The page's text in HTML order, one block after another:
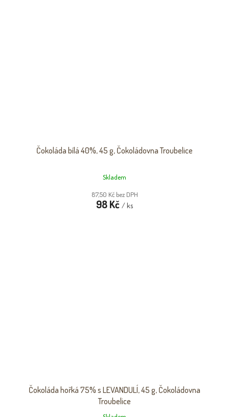
Čokoláda bílá 40%, 45 g, Čokoládovna Troubelice
Skladem
87,50 Kč bez DPH
98 Kč / ks
Čokoláda hořká 75% s LEVANDULÍ, 45 g, Čokoládovna
Troubelice